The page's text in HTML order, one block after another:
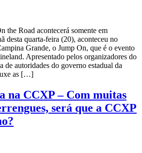
the Road acontecerá somente em
desta quarta-feira (20), aconteceu no
Grande, o Jump On, que é o evento
Apresentado pelos organizadores do
de autoridades do governo estadual da
as […]
na CCXP – Com muitas
será que a CCXP